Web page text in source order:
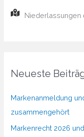
Niederlassungen
Neueste
Markenanmeldung
zusammengehört
Markenrecht 2026